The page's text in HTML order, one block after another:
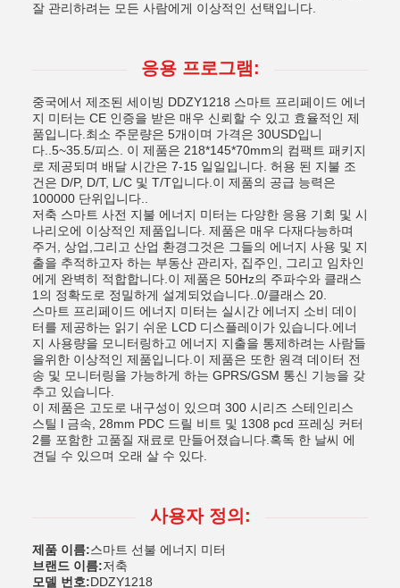
잘 관리하려는 모든 사람에게 이상적인 선택입니다.
응용 프로그램:
중국에서 제조된 세이빙 DDZY1218 스마트 프리페이드 에너
지 미터는 CE 인증을 받은 매우 신뢰할 수 있고 효율적인 제
품입니다.최소 주문량은 5개이며 가격은 30USD입니
다..5~35.5/피스. 이 제품은 218*145*70mm의 컴팩트 패키지
로 제공되며 배달 시간은 7-15 일일입니다. 허용 된 지불 조
건은 D/P, D/T, L/C 및 T/T입니다.이 제품의 공급 능력은
100000 단위입니다..
저축 스마트 사전 지불 에너지 미터는 다양한 응용 기회 및 시
나리오에 이상적인 제품입니다. 제품은 매우 다재다능하며
주거, 상업,그리고 산업 환경그것은 그들의 에너지 사용 및 지
출을 추적하고자 하는 부동산 관리자, 집주인, 그리고 임차인
에게 완벽히 적합합니다.이 제품은 50Hz의 주파수와 클래스
1의 정확도로 정밀하게 설계되었습니다..0/클래스 20.
스마트 프리페이드 에너지 미터는 실시간 에너지 소비 데이
터를 제공하는 읽기 쉬운 LCD 디스플레이가 있습니다.에너
지 사용량을 모니터링하고 에너지 지출을 통제하려는 사람들
을위한 이상적인 제품입니다.이 제품은 또한 원격 데이터 전
송 및 모니터링을 가능하게 하는 GPRS/GSM 통신 기능을 갖
추고 있습니다.
이 제품은 고도로 내구성이 있으며 300 시리즈 스테인리스
스틸 l 금속, 28mm PDC 드릴 비트 및 1308 pcd 프레싱 커터
2를 포함한 고품질 재료로 만들어졌습니다.혹독 한 날씨 에
견딜 수 있으며 오래 살 수 있다.
사용자 정의:
제품 이름:스마트 선불 에너지 미터
브랜드 이름:저축
모델 번호:DDZY1218